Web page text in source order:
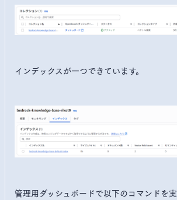
インデックスが一つできています。
管理用ダッシュボードで以下のコマンドを実